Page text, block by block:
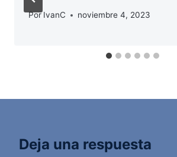
Por IvanC noviembre 4, 2023
Deja una respuesta